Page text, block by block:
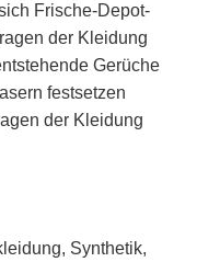
Frische-Depot-
der Kleidung
Gerüche
festsetzen
der Kleidung
Synthetik,